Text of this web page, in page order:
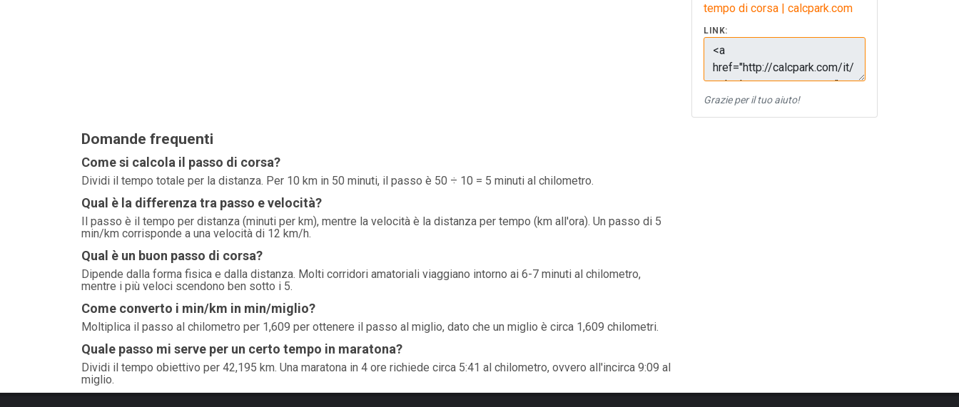
tempo di corsa | calcpark.com
LINK:
Grazie per il tuo aiuto!
Domande frequenti
Come si calcola il passo di corsa?
Dividi il tempo totale per la distanza. Per 10 km in 50 minuti, il passo è 50 ÷ 10 = 5 minuti al chilometro.
Qual è la differenza tra passo e velocità?
Il passo è il tempo per distanza (minuti per km), mentre la velocità è la distanza per tempo (km all'ora). Un passo di 5
min/km corrisponde a una velocità di 12 km/h.
Qual è un buon passo di corsa?
Dipende dalla forma fisica e dalla distanza. Molti corridori amatoriali viaggiano intorno ai 6-7 minuti al chilometro,
mentre i più veloci scendono ben sotto i 5.
Come converto i min/km in min/miglio?
Moltiplica il passo al chilometro per 1,609 per ottenere il passo al miglio, dato che un miglio è circa 1,609 chilometri.
Quale passo mi serve per un certo tempo in maratona?
Dividi il tempo obiettivo per 42,195 km. Una maratona in 4 ore richiede circa 5:41 al chilometro, ovvero all'incirca 9:09 al
miglio.